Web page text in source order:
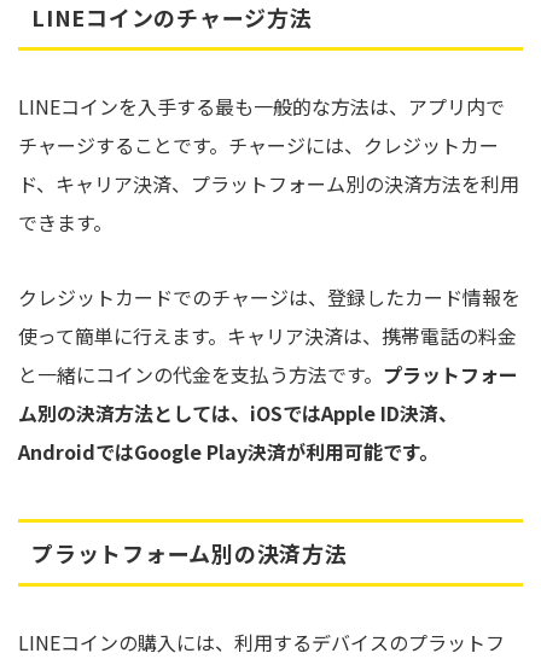
LINEコインのチャージ方法
LINEコインを入手する最も一般的な方法は、アプリ内で
チャージすることです。チャージには、クレジットカー
ド、キャリア決済、プラットフォーム別の決済方法を利用
できます。
クレジットカードでのチャージは、登録したカード情報を
使って簡単に行えます。キャリア決済は、携帯電話の料金
と一緒にコインの代金を支払う方法です。 プラットフォー
ム別の決済方法としては、iOSではApple ID決済、
AndroidではGoogle Play決済が利用可能です。
プラットフォーム別の決済方法
LINEコインの購入には、利用するデバイスのプラットフ